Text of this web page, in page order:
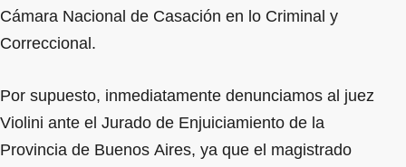
Cámara Nacional de Casación en lo Criminal y
Correccional.
Por supuesto, inmediatamente denunciamos al juez
Violini ante el Jurado de Enjuiciamiento de la
Provincia de Buenos Aires, ya que el magistrado